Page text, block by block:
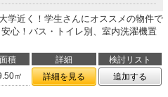
学近く！学生さんにオススメの物件で
心！バス・トイレ別、室内洗濯機置
面積 詳細
検討リスト
㎡ 詳細を見る 追加する